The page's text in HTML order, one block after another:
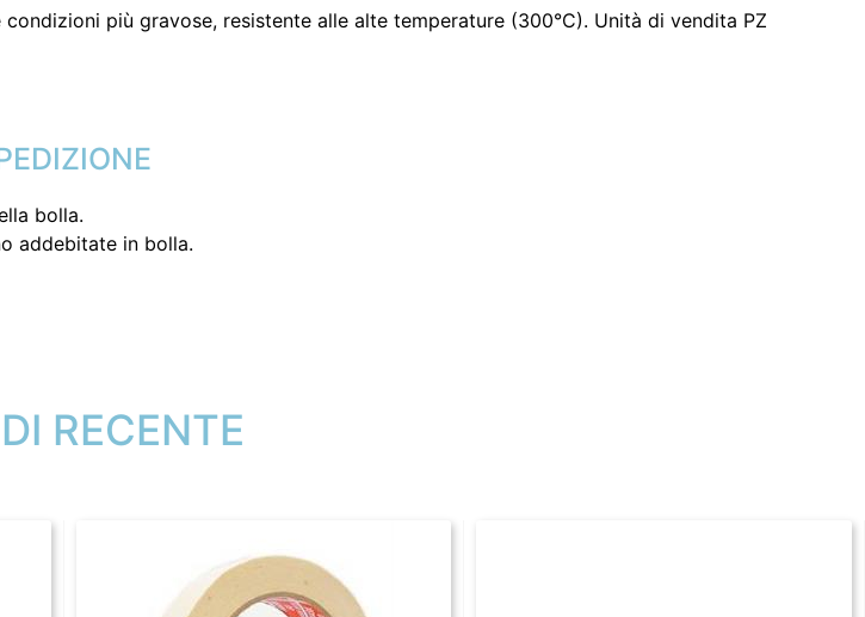
più gravose, resistente alle alte temperature (300°C). Unità di vendita PZ
bolla.
addebitate in bolla.
RECENTE